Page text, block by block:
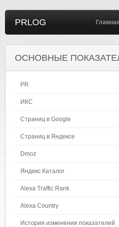
PRLOG Главная
ОСНОВНЫЕ
PR
ИКС
Страниц в Google
Страниц в Яндексе
Dmoz
Яндекс Каталог
Alexa Traffic Rank
Alexa Country
История изменения показателей